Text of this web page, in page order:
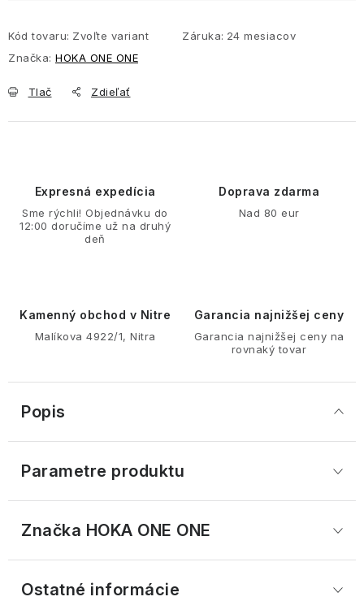
Kód tovaru: Zvoľte variant Záruka: 24 mesiacov
Značka: HOKA ONE ONE
Tlač Zdieľať
Expresná expedícia
Sme rýchli! Objednávku do
12:00 doručíme už na druhý
deň
Doprava zdarma
Nad 80 eur
Kamenný obchod v Nitre
Malíkova 4922/1, Nitra
Garancia najnižšej ceny
Garancia najnižšej ceny na
rovnaký tovar
Popis
Parametre produktu
Značka HOKA ONE ONE
Ostatné informácie